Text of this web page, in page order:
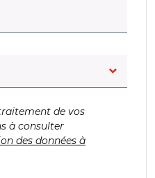
obligatoire)
de vos
à consulter
des données à